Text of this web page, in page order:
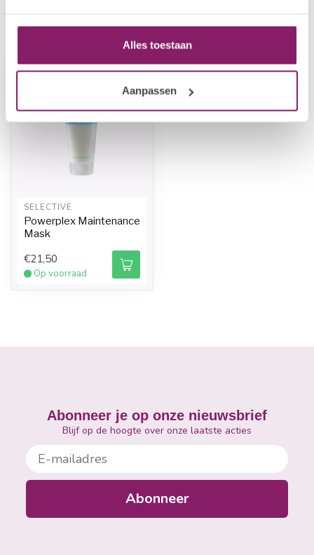
Alles toestaan
Aanpassen
Recent bekeken
-20%
SELECTIVE
Powerplex Maintenance
Mask
€21,50
Op voorraad
Abonneer je op onze nieuwsbrief
Blijf op de hoogte over onze laatste acties
E-mailadres
Abonneer